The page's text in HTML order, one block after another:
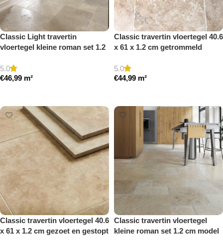
Classic Light travertin
vloertegel kleine roman set 1.2
5.0
€46,99 m²
Classic travertin vloertegel 40.6
x 61 x 1.2 cm getrommeld
5.0
€44,99 m²
Classic travertin vloertegel 40.6
x 61 x 1.2 cm gezoet en gestopt
Classic travertin vloertegel
kleine roman set 1.2 cm model